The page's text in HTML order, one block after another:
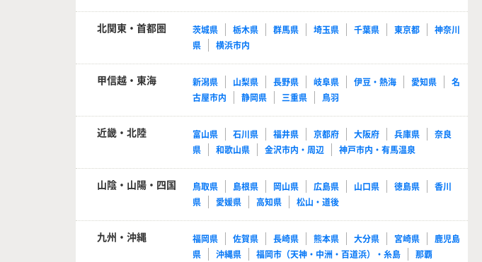
北関東・首都圏 茨城県 栃木県 群馬県 埼玉県 千葉県 東京都
神奈川
県
横浜市内
甲信越・東海 新潟県 山梨県 長野県 岐阜県 伊豆・熱海 愛知県
名
古屋市内
静岡県 三重県 鳥羽
近畿・北陸 富山県 石川県 福井県 京都府 大阪府 兵庫県
奈良
県
和歌山県 金沢市内・周辺 神戸市内・有馬温泉
山陰・山陽・四国 鳥取県 島根県 岡山県 広島県 山口県 徳島県
香川
県
愛媛県 高知県 松山・道後
九州・沖縄 福岡県 佐賀県 長崎県 熊本県 大分県 宮崎県
鹿児島
県
沖縄県 福岡市（天神・中洲・百道浜）・糸島 那覇